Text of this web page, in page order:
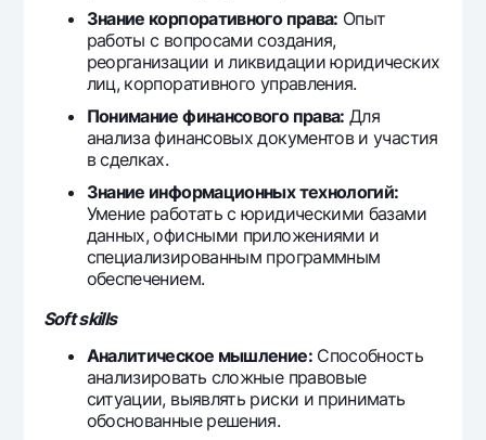
Знание корпоративного права: Опыт
работы с вопросами создания,
реорганизации и ликвидации юридических
лиц, корпоративного управления.
Понимание финансового права: Для
анализа финансовых документов и участия
в сделках.
Знание информационных технологий:
Умение работать с юридическими базами
данных, офисными приложениями и
специализированным программным
обеспечением.
Soft skills
Аналитическое мышление:Способность
анализировать сложные правовые
ситуации, выявлять риски и принимать
обоснованные решения.